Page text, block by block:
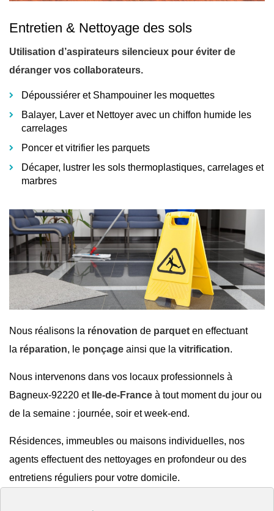
Entretien & Nettoyage des sols
Utilisation d’aspirateurs silencieux pour éviter de
déranger vos collaborateurs.
Dépoussiérer et Shampouiner les moquettes
Balayer, Laver et Nettoyer avec un chiffon humide les
carrelages
Poncer et vitrifier les parquets
Décaper, lustrer les sols thermoplastiques, carrelages et
marbres
Nous réalisons la rénovation de parquet en effectuant
la réparation, le ponçage ainsi que la vitrification.
Nous intervenons dans vos locaux professionnels à
Bagneux-92220 et
Ile-de-France à tout moment du jour ou
de la semaine : journée, soir et week-end.
Résidences, immeubles ou maisons individuelles, nos
agents effectuent des nettoyages en profondeur ou des
entretiens réguliers pour votre domicile.